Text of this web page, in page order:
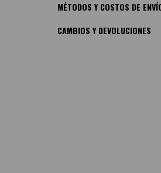
MÉTODOS Y COSTOS DE
CAMBIOS Y DEVOLUCIONES